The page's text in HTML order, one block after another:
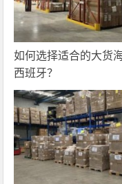
如何选择适合的大货
西班牙？